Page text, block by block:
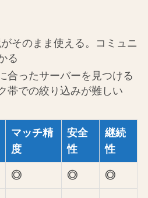
がそのまま使える。コミュニ
る
合ったサーバーを見つける
帯での絞り込みが難しい
マッチ精
度
安全
性
継続
性
◎ ◎ ◎